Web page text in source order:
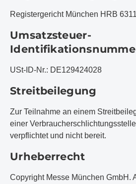
Registergericht München HRB 6311
Umsatzsteuer-
USt-ID-Nr.: DE129424028
Streitbeilegung
Zur Teilnahme an einem
einer
verpflichtet und nicht bereit.
Urheberrecht
Copyright Messe München GmbH.